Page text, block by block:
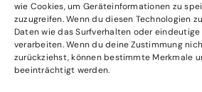
wie Cookies, um Geräteinformationen zu
zuzugreifen. Wenn du diesen Technologien
Daten wie das Surfverhalten oder
verarbeiten. Wenn du deine Zustimmung
zurückziehst, können bestimmte Merkmale
beeinträchtigt werden.
J'ai lu et j'accepte les
protection des données.